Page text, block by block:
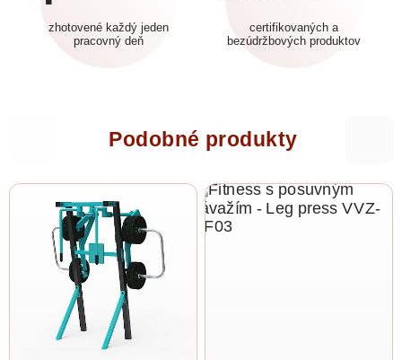
zhotovené každý jeden
pracovný deň
certifikovaných a
bezúdržbových produktov
Podobné produkty